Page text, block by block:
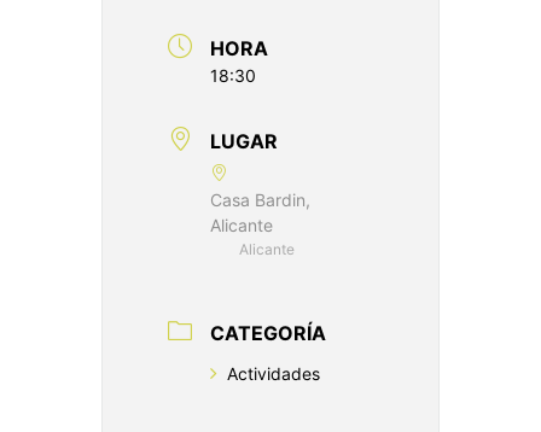
HORA
18:30
LUGAR
Casa Bardin,
Alicante
Alicante
CATEGORÍA
Actividades